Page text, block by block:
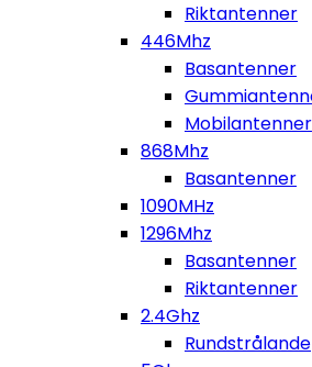
Riktantenner
446Mhz
Basantenner
Mobilantenner
868Mhz
Basantenner
1090MHz
1296Mhz
Basantenner
Riktantenner
2.4Ghz
Rundstrålande